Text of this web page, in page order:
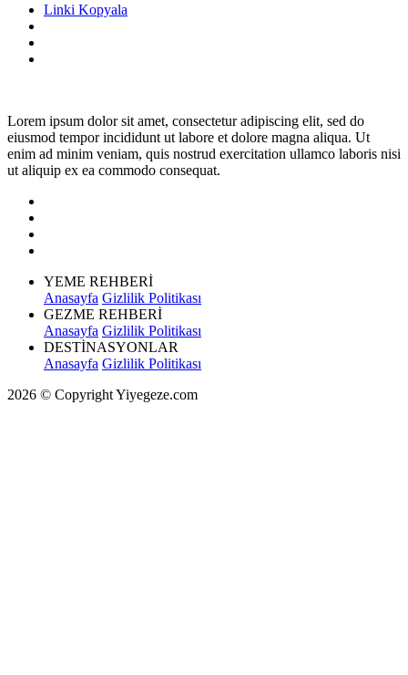
Linki Kopyala
Lorem ipsum dolor sit amet, consectetur adipiscing elit, sed do
eiusmod tempor incididunt ut labore et dolore magna aliqua. Ut
enim ad minim veniam, quis nostrud exercitation ullamco laboris nisi
ut aliquip ex ea commodo consequat.
YEME REHBERİ
Anasayfa Gizlilik Politikası
GEZME REHBERİ
Anasayfa Gizlilik Politikası
DESTİNASYONLAR
Anasayfa Gizlilik Politikası
2026 © Copyright Yiyegeze.com